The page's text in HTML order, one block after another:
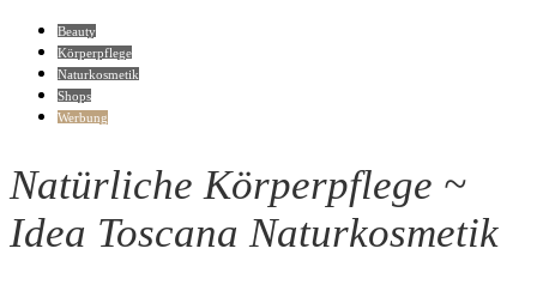
Beauty
Körperpflege
Naturkosmetik
Shops
Werbung
Natürliche Körperpflege ~
Idea Toscana Naturkosmetik